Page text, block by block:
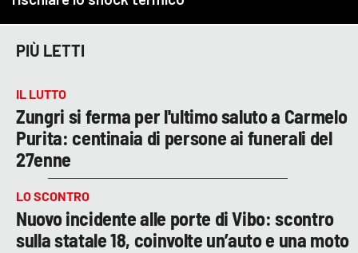
PIÙ LETTI
IL LUTTO
Zungri si ferma per l'ultimo saluto a Carmelo
Purita: centinaia di persone ai funerali del
27enne
LO SCONTRO
Nuovo incidente alle porte di Vibo: scontro
sulla statale 18, coinvolte un’auto e una moto